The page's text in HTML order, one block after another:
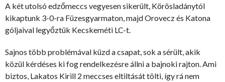
A két utolsó edzőmeccs vegyesen sikerült, Körösladánytól
kikaptunk 3-0-ra Füzesgyarmaton, majd Orovecz és Katona
góljaival legyőztük Kecskeméti LC-t.
Sajnos több problémával küzd a csapat, sok a sérült, akik
közül kérdéses ki fog rendelkezésre állni a bajnoki rajton. Ami
biztos, Lakatos Kirill 2 meccses eltiltását tölti, így rá nem